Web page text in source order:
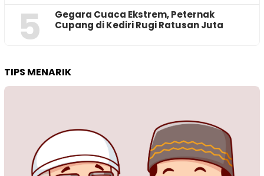
5
‎Gegara Cuaca Ekstrem, Peternak
Cupang di Kediri Rugi Ratusan Juta
TIPS MENARIK